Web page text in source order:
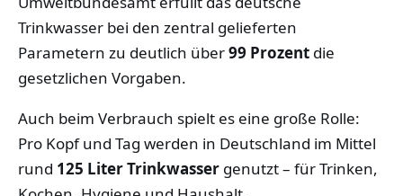
Trinkwasser bei den zentral gelieferten
Parametern zu deutlich über99 Prozent die
gesetzlichen Vorgaben.
Auch beim Verbrauch spielt es eine große Rolle:
Pro Kopf und Tag werden in Deutschland im Mittel
rund 125 Liter Trinkwasser genutzt – für Trinken,